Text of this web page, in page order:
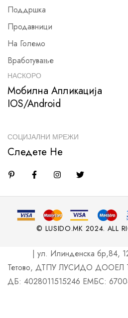
Поддршка
Продавници
На Големо
Вработување
НАСКОРО
Мобилна Апликација
IOS/Android
СОЦИЈАЛНИ МРЕЖИ
Следете Не
© LUSIDO.MK 2024. ALL
| ул. Илинденска бр,84,
Тетово, ДТПУ ЛУСИДО ДООЕЛ
ДБ: 4028011515246 ЕМБС: